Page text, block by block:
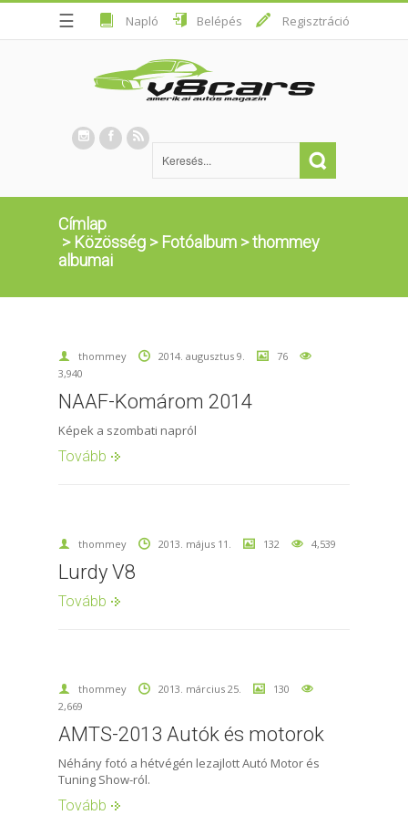
☰ Napló Belépés Regisztráció
Címlap
> Közösség > Fotóalbum >thommey
albumai
thommey 2014. augusztus 9.
76
3,940
NAAF-Komárom 2014
Képek a szombati napról
Tovább
thommey 2013. május 11. 132 4,539
Lurdy V8
Tovább
thommey 2013. március 25.
130
2,669
AMTS-2013 Autók és motorok
Néhány fotó a hétvégén lezajlott Autó Motor és
Tuning Show-ról.
Tovább